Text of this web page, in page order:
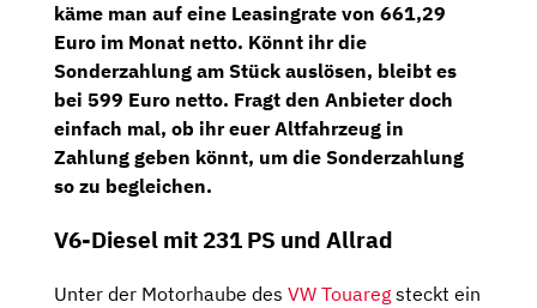
käme man auf eine Leasingrate von 661,29
Euro im Monat netto. Könnt ihr die
Sonderzahlung am Stück auslösen, bleibt es
bei 599 Euro netto. Fragt den Anbieter doch
einfach mal, ob ihr euer Altfahrzeug in
Zahlung geben könnt, um die Sonderzahlung
so zu begleichen.
V6-Diesel mit 231 PS und Allrad
Unter der Motorhaube des VW Touareg steckt ein